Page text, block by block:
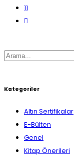
11
Kategoriler
Altın Sertifikalar
E-Bülten
Genel
Kitap Önerileri